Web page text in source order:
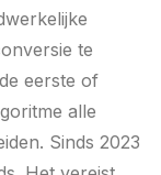
te
eerste of
alle
Sinds 2023